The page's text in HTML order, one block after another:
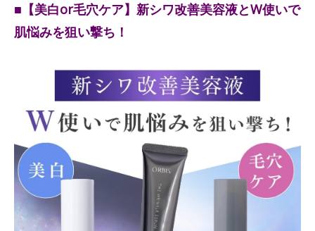
■【美白or毛穴ケア】新シワ改善美容液とW使いで
肌悩みを狙い撃ち！